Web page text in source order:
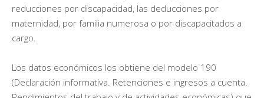
reducciones por discapacidad, las deducciones por
maternidad, por familia numerosa o por discapacitados a
cargo.
Los datos económicos los obtiene del modelo 190
(Declaración informativa. Retenciones e ingresos a cuenta.